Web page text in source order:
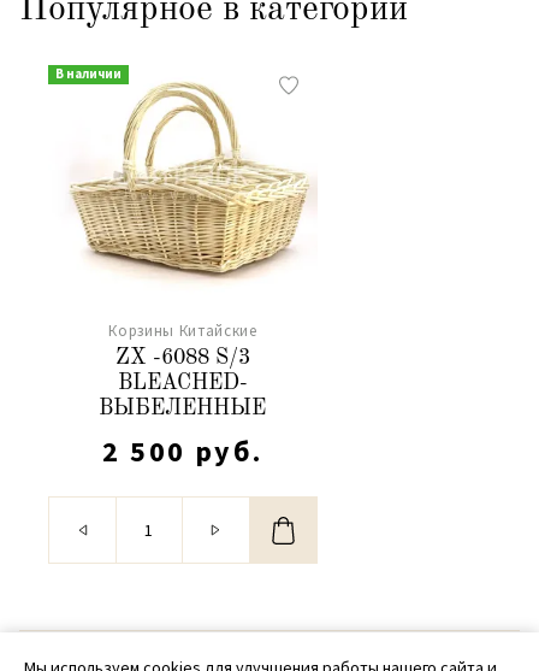
Популярное в категории
В наличии
Корзины Китайские
ZX -6088 S/3
BLEACHED-
ВЫБЕЛЕННЫЕ
2 500 руб.
© 2020 - 2026 SamPack